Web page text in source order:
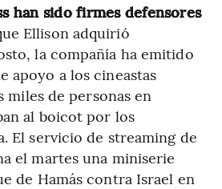
han sido firmes defensores
Ellison adquirió
la compañía ha emitido
apoyo a los cineastas
miles de personas en
al boicot por los
El servicio de streaming de
el martes una miniserie
de Hamás contra Israel en